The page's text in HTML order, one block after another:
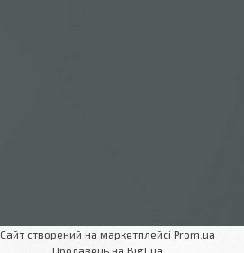
Сайт створений на маркетплейсі Prom.ua
Продавець на Bigl.ua